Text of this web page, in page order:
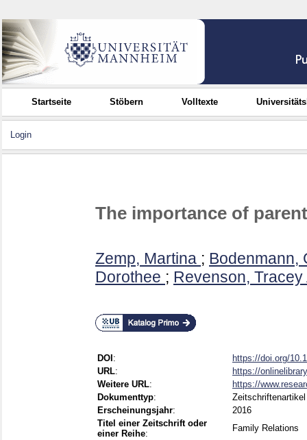
Startseite Stöbern Volltexte
Login
The importance of
Zemp, Martina ; Bodenmann,
Dorothee ; Revenson, Tracey
DOI :
https://doi.org/
URL:
https://
Weitere URL:
https://
Dokumenttyp:
Zeitschriftenartikel
Erscheinungsjahr:
2016
Titel einer Zeitschrift oder
einer Reihe:
Family Relations